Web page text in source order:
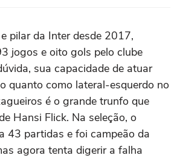
pilar da Inter desde 2017,
jogos e oito gols pelo clube
sua capacidade de atuar
quanto como lateral-esquerdo no
é o grande trunfo que
Hansi Flick. Na seleção, o
43 partidas e foi campeão da
agora tenta digerir a falha